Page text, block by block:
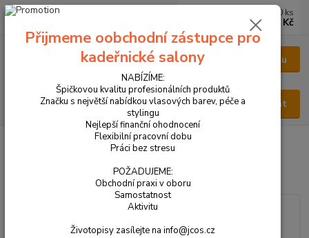
Menu
Hledat
0 ks
0 Kč
VŠECHNY PRODUKTY EXTRA K 50 ml
EXTRA K 50 ml
Přijmeme oobchodní zástupce pro
kadeřnické salony
NABÍZÍME:
Špičkovou kvalitu profesionálních produktů
Značku s největší nabídkou vlasových barev, péče a
stylingu
Nejlepší finanční ohodnocení
Flexibilní pracovní dobu
Práci bez stresu
POŽADUJEME:
Obchodní praxi v oboru
Samostatnost
Aktivitu
Životopisy zasílejte na info@jcos.cz